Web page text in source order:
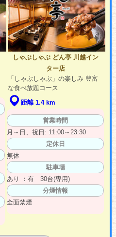
しゃぶしゃぶ どん亭 川越イン
ター店
「しゃぶしゃぶ」の楽しみ 豊富
な食べ放題コース
距離 1.4 km
営業時間
月～日、祝日: 11:00～23:30
定休日
無休
駐車場
あり ：有 30台(専用)
分煙情報
全面禁煙